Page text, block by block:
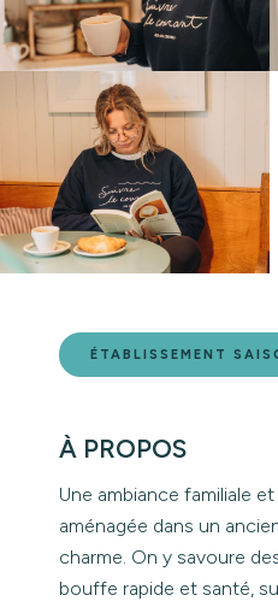
ÉTABLISSEMENT
À PROPOS
Une ambiance familiale
aménagée dans un
charme. On y savoure
bouffe rapide et santé,